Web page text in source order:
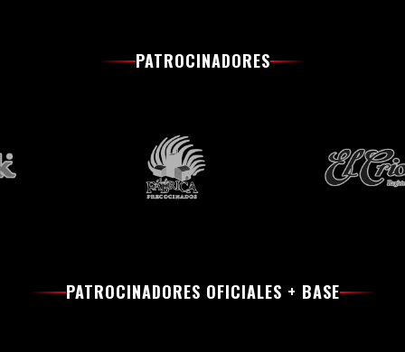
PATROCINADORES
PATROCINADORES OFICIALES + BASE